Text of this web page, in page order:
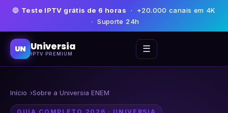
🔵 Teste IPTV grátis de 6 horas · +20.000 canais em 4K
· Suporte 24h
UN Universia
IPTV PREMIUM ☰
Início Sobre a Universia ENEM